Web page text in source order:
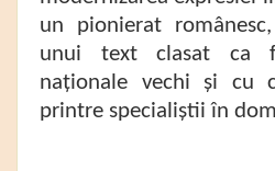
un pionierat
unui text clasat ca
naționale vechi și cu
printre specialiștii în